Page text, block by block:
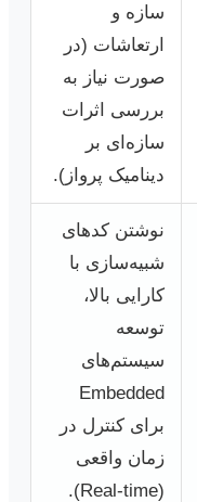
سازه و
ارتعاشات (در
صورت نیاز به
بررسی اثرات
سازه‌ای بر
دینامیک پرواز).
نوشتن کدهای
شبیه‌سازی با
کارایی بالا،
توسعه
سیستم‌های
Embedded
برای کنترل در
زمان واقعی
(Real-time).